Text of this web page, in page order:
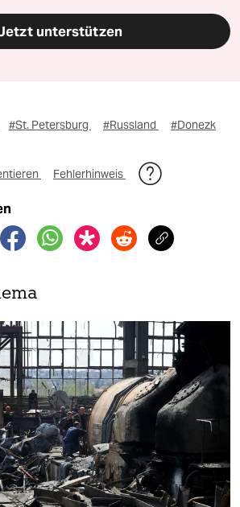
unterstützen
#St. Petersburg #Russland #Donezk
Fehlerhinweis